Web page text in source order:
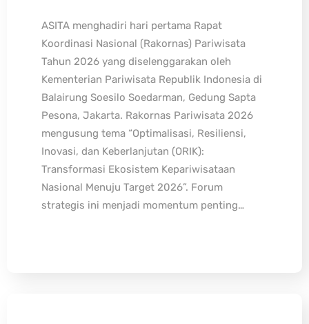
ASITA menghadiri hari pertama Rapat
Koordinasi Nasional (Rakornas) Pariwisata
Tahun 2026 yang diselenggarakan oleh
Kementerian Pariwisata Republik Indonesia di
Balairung Soesilo Soedarman, Gedung Sapta
Pesona, Jakarta. Rakornas Pariwisata 2026
mengusung tema “Optimalisasi, Resiliensi,
Inovasi, dan Keberlanjutan (ORIK):
Transformasi Ekosistem Kepariwisataan
Nasional Menuju Target 2026”. Forum
strategis ini menjadi momentum penting…